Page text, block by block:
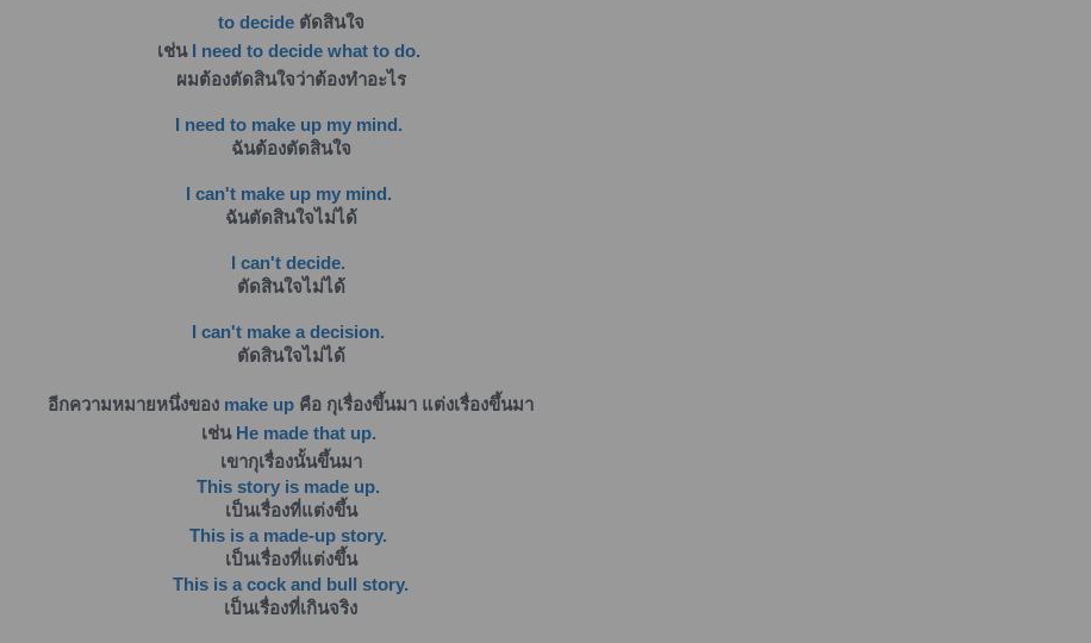
to decideตัดสินใจ
เช่น I need to decide what to do.
ผมต้องตัดสินใจว่าต้องทำอะไร
I need to make up my mind.
ฉันต้องตัดสินใจ
I can't make up my mind.
ฉันตัดสินใจไม่ได้
I can't decide.
ตัดสินใจไม่ได้
I can't make a decision.
ตัดสินใจไม่ได้
อีกความหมายหนึ่งของ make up คือ กุเรื่องขึ้นมา แต่งเรื่องขึ้นมา
เช่น He made that up.
เขากุเรื่องนั้นขึ้นมา
This story is made up.
เป็นเรื่องที่แต่งขึ้น
This is a made-up story.
เป็นเรื่องที่แต่งขึ้น
This is a cock and bull story.
เป็นเรื่องที่เกินจริง